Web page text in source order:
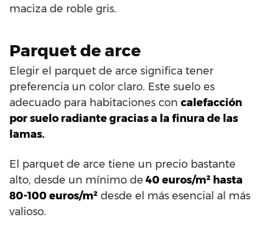
maciza de roble gris.
Parquet de arce
Elegir el parquet de arce significa tener
preferencia un color claro. Este suelo es
adecuado para habitaciones con calefacción
por suelo radiante gracias a la finura de las
lamas.
El parquet de arce tiene un precio bastante
alto, desde un mínimo de 40 euros/m² hasta
80-100 euros/m² desde el más esencial al más
valioso.